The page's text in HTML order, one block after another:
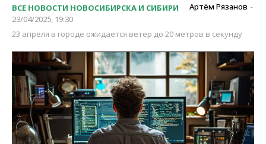
ВСЕ НОВОСТИ НОВОСИБИРСКА И СИБИРИ Артём Рязанов -
23/04/2025, 19:30
23 апреля в городе ожидается ветер до 20 метров в секунду